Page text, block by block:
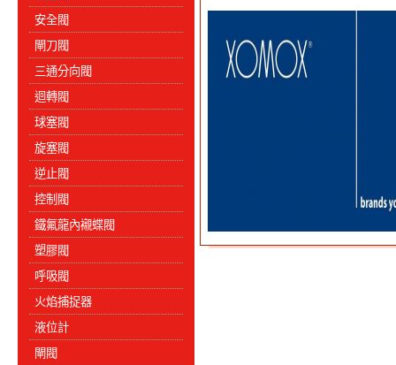
安全閥
閘刀閥
三通分向閥
迴轉閥
球塞閥
旋塞閥
逆止閥
控制閥
鐵氟龍內襯蝶閥
塑膠閥
呼吸閥
火焰捕捉器
液位計
閘閥